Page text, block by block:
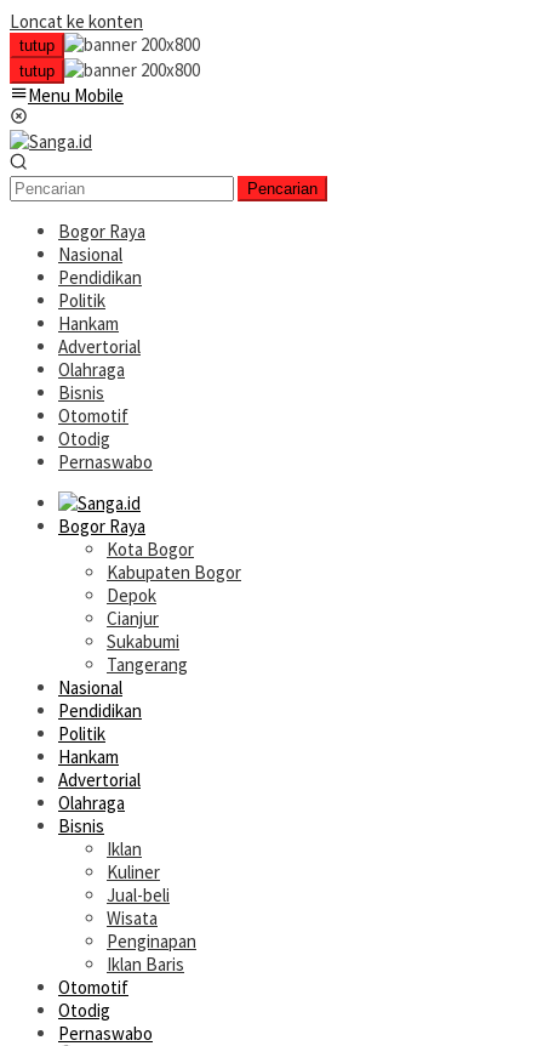
Loncat ke konten
tutup
tutup
Menu Mobile
Pencarian
Bogor Raya
Nasional
Pendidikan
Politik
Hankam
Advertorial
Olahraga
Bisnis
Otomotif
Otodig
Pernaswabo
Bogor Raya
Kota Bogor
Kabupaten Bogor
Depok
Cianjur
Sukabumi
Tangerang
Nasional
Pendidikan
Politik
Hankam
Advertorial
Olahraga
Bisnis
Iklan
Kuliner
Jual-beli
Wisata
Penginapan
Iklan Baris
Otomotif
Otodig
Pernaswabo